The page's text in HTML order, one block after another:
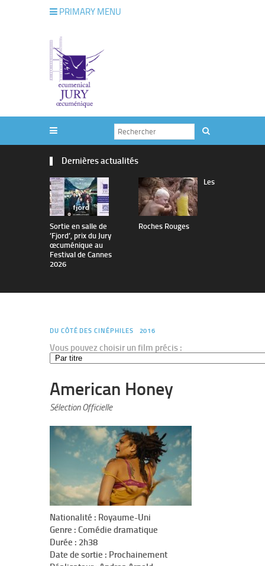
PRIMARY MENU
Dernières actualités
Sortie en salle de
’Fjord’, prix du Jury
œcuménique au
Festival de Cannes
2026
Les
Roches Rouges
DU CÔTÉ DES CINÉPHILES 2016
Vous pouvez choisir un film précis :
American Honey
Sélection Officielle
Nationalité : Royaume-Uni
Genre : Comédie dramatique
Durée : 2h38
Date de sortie : Prochainement